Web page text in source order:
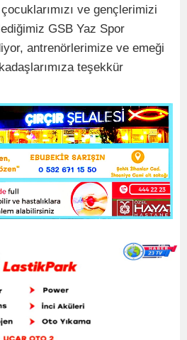
ve gençlerimizi
GSB Yaz Spor
antrenörlerimize ve emeği
teşekkür